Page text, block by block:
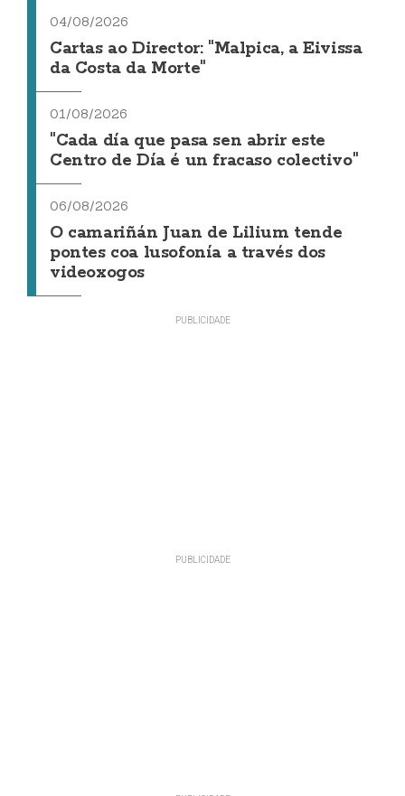
04/08/2026
Cartas ao Director: "Malpica, a Eivissa
da Costa da Morte"
01/08/2026
"Cada día que pasa sen abrir este
Centro de Día é un fracaso colectivo"
06/08/2026
O camariñán Juan de Lilium tende
pontes coa lusofonía a través dos
videoxogos